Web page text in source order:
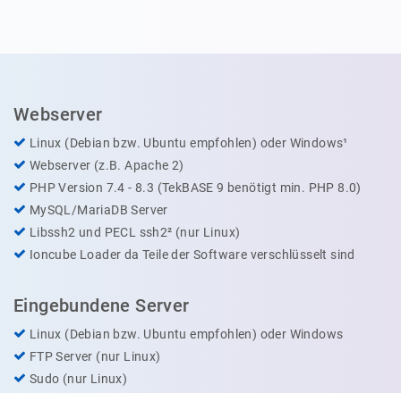
Webserver
Linux (Debian bzw. Ubuntu empfohlen) oder Windows¹
Webserver (z.B. Apache 2)
PHP Version 7.4 - 8.3 (TekBASE 9 benötigt min. PHP 8.0)
MySQL/MariaDB Server
Libssh2 und PECL ssh2² (nur Linux)
Ioncube Loader da Teile der Software verschlüsselt sind
Eingebundene Server
Linux (Debian bzw. Ubuntu empfohlen) oder Windows
FTP Server (nur Linux)
Sudo (nur Linux)